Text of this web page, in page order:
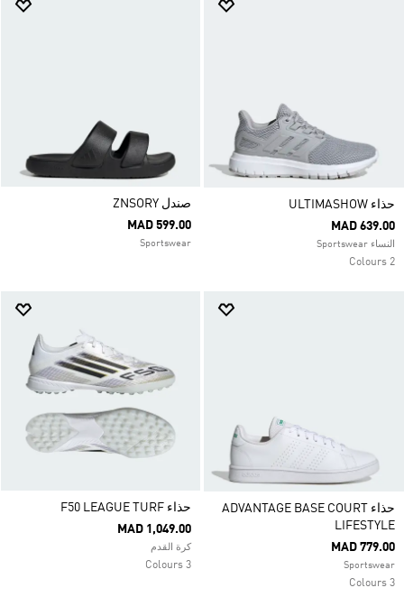
حذاء ULTIMASHOW
MAD 639.00
النساء Sportswear
2 Colours
صندل ZNSORY
MAD 599.00
Sportswear
حذاء ADVANTAGE BASE COURT
LIFESTYLE
MAD 779.00
Sportswear
3 Colours
حذاء F50 LEAGUE TURF
MAD 1,049.00
كرة القدم
3 Colours